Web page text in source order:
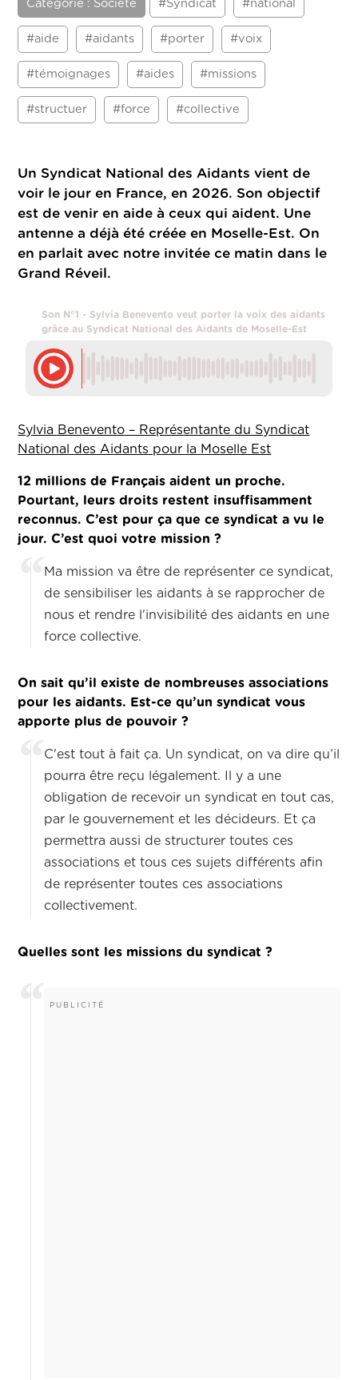
Catégorie : Société #Syndicat #national
#aide #aidants #porter #voix
#témoignages #aides #missions
#structuer #force #collective
Un Syndicat National des Aidants vient de
voir le jour en France, en 2026. Son objectif
est de venir en aide à ceux qui aident. Une
antenne a déjà été créée en Moselle-Est. On
en parlait avec notre invitée ce matin dans le
Grand Réveil.
Son N°1 - Sylvia Benevento veut porter la voix des aidants
grâce au Syndicat National des Aidants de Moselle-Est
Sylvia Benevento – Représentante du Syndicat
National des Aidants pour la Moselle Est
12 millions de Français aident un proche.
Pourtant, leurs droits restent insuffisamment
reconnus. C’est pour ça que ce syndicat a vu le
jour. C’est quoi votre mission ?
Ma mission va être de représenter ce syndicat,
de sensibiliser les aidants à se rapprocher de
nous et rendre l'invisibilité des aidants en une
force collective.
On sait qu’il existe de nombreuses associations
pour les aidants. Est-ce qu’un syndicat vous
apporte plus de pouvoir ?
C'est tout à fait ça. Un syndicat, on va dire qu’il
pourra être reçu légalement. Il y a une
obligation de recevoir un syndicat en tout cas,
par le gouvernement et les décideurs. Et ça
permettra aussi de structurer toutes ces
associations et tous ces sujets différents afin
de représenter toutes ces associations
collectivement.
Quelles sont les missions du syndicat ?